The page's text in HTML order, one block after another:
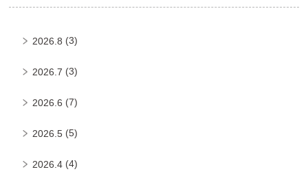
2026.8 (3)
2026.7 (3)
2026.6 (7)
2026.5 (5)
2026.4 (4)